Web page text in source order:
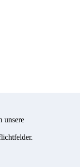
unsere